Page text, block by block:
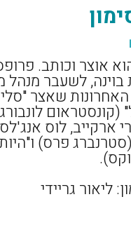
אוצר וכותב.
לשעבר מנהל
שאצר
(קונסטראום
ארקייב, לוס
פרס)
ליאור גריידי